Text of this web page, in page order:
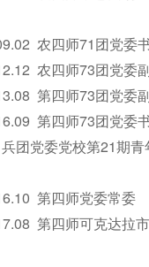
农四师71团党委
农四师73团党委
第四师73团党委
第四师73团党委
团党委党校第21期
第四师党委常委
第四师可克达拉